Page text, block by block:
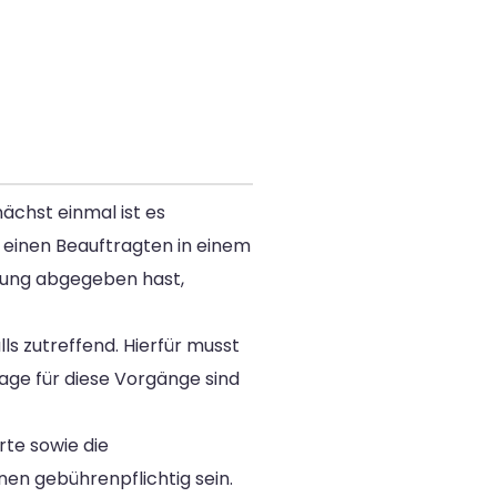
einmal ist es
Beauftragten in einem
abgegeben hast,
zutreffend. Hierfür musst
für diese Vorgänge sind
sowie die
gebührenpflichtig sein.